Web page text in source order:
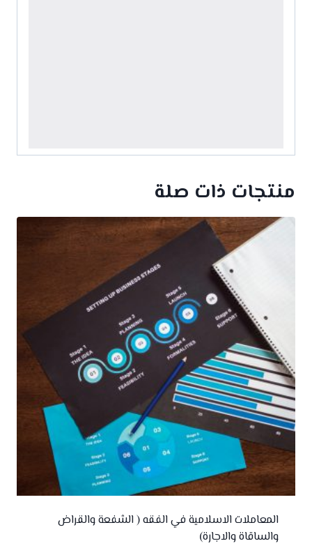
منتجات ذات صلة
المعاملات الاسلامية في الفقه ( الشفعة والقراض
والساقاة والاجارة)